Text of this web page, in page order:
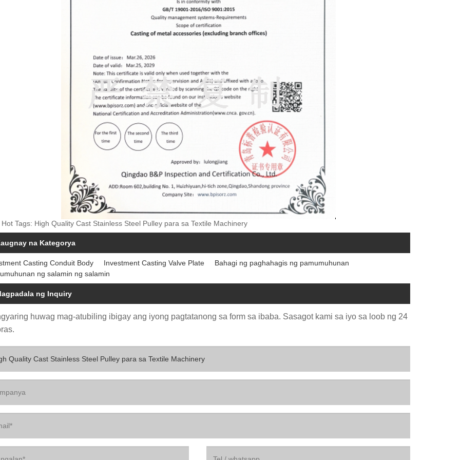
Tags: High Quality Cast Stainless Steel Pulley para sa Textile Machinery
na Kategorya
Casting Conduit Body Investment Casting Valve Plate
Bahagi ng paghahagis ng pamumuhunan
ng salamin ng salamin
ng Inquiry
huwag mag-atubiling ibigay ang iyong pagtatanong sa form sa ibaba. Sasagot kami sa iyo sa loob ng 24